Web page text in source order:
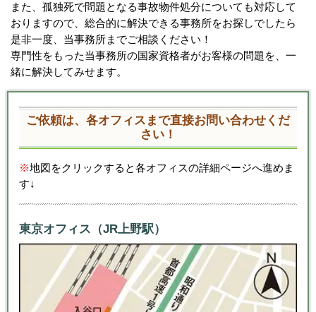
また、孤独死で問題となる事故物件処分についても対応して
おりますので、総合的に解決できる事務所をお探しでしたら
是非一度、当事務所までご相談ください！
専門性をもった当事務所の国家資格者がお客様の問題を、一
緒に解決してみせます。
ご依頼は、各オフィスまで直接お問い合わせくだ
さい！
※地図をクリックすると各オフィスの詳細ページへ進めま
す↓
東京オフィス（JR上野駅）